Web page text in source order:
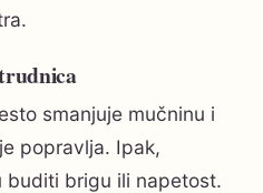
smanjuje mučninu i
popravlja. Ipak,
buditi brigu ili napetost.